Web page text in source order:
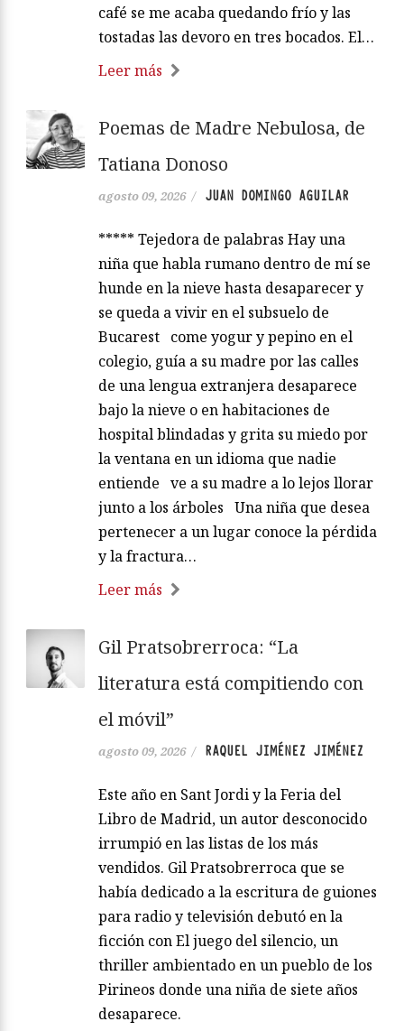
café se me acaba quedando frío y las
tostadas las devoro en tres bocados. El…
Leer más
Poemas de Madre Nebulosa, de
Tatiana Donoso
agosto 09, 2026 / JUAN DOMINGO AGUILAR
***** Tejedora de palabras Hay una
niña que habla rumano dentro de mí se
hunde en la nieve hasta desaparecer y
se queda a vivir en el subsuelo de
Bucarest come yogur y pepino en el
colegio, guía a su madre por las calles
de una lengua extranjera desaparece
bajo la nieve o en habitaciones de
hospital blindadas y grita su miedo por
la ventana en un idioma que nadie
entiende ve a su madre a lo lejos llorar
junto a los árboles Una niña que desea
pertenecer a un lugar conoce la pérdida
y la fractura…
Leer más
Gil Pratsobrerroca: “La
literatura está compitiendo con
el móvil”
agosto 09, 2026 / RAQUEL JIMÉNEZ JIMÉNEZ
Este año en Sant Jordi y la Feria del
Libro de Madrid, un autor desconocido
irrumpió en las listas de los más
vendidos. Gil Pratsobrerroca que se
había dedicado a la escritura de guiones
para radio y televisión debutó en la
ficción con El juego del silencio, un
thriller ambientado en un pueblo de los
Pirineos donde una niña de siete años
desaparece.